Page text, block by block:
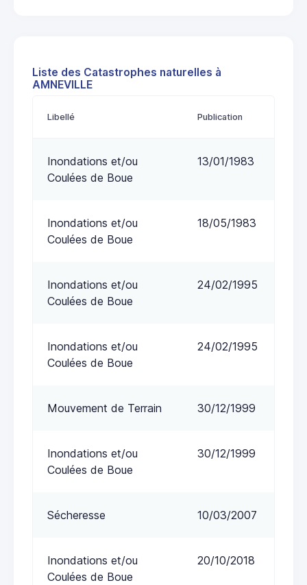
Liste des Catastrophes naturelles à
AMNEVILLE
Libellé Publication
Inondations et/ou
Coulées de Boue
13/01/1983
Inondations et/ou
Coulées de Boue
18/05/1983
Inondations et/ou
Coulées de Boue
24/02/1995
Inondations et/ou
Coulées de Boue
24/02/1995
Mouvement de Terrain 30/12/1999
Inondations et/ou
Coulées de Boue
30/12/1999
Sécheresse 10/03/2007
Inondations et/ou
Coulées de Boue
20/10/2018